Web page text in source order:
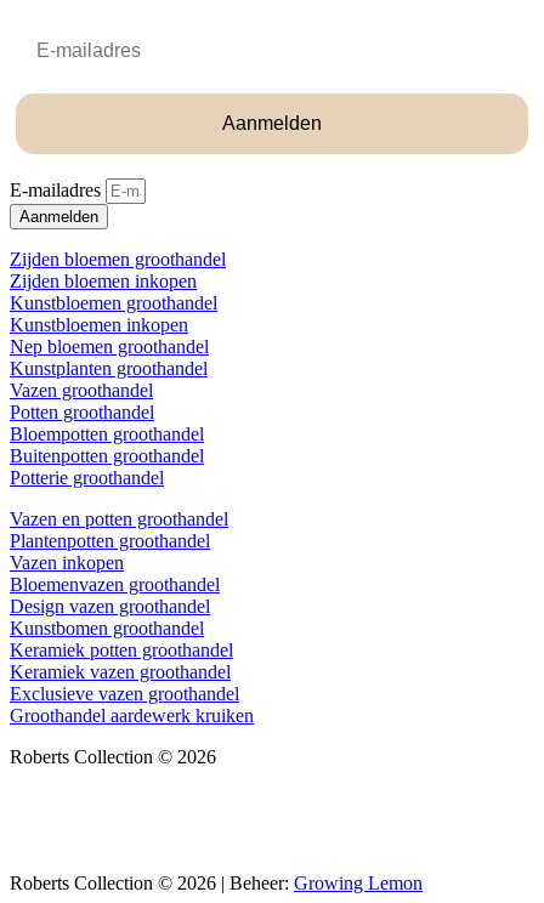
Aanmelden
E-mailadres
Aanmelden
Zijden bloemen groothandel
Zijden bloemen inkopen
Kunstbloemen groothandel
Kunstbloemen inkopen
Nep bloemen groothandel
Kunstplanten groothandel
Vazen groothandel
Potten groothandel
Bloempotten groothandel
Buitenpotten groothandel
Potterie groothandel
Vazen en potten groothandel
Plantenpotten groothandel
Vazen inkopen
Bloemenvazen groothandel
Design vazen groothandel
Kunstbomen groothandel
Keramiek potten groothandel
Keramiek vazen groothandel
Exclusieve vazen groothandel
Groothandel aardewerk kruiken
Roberts Collection © 2026
Roberts Collection © 2026 | Beheer: Growing Lemon